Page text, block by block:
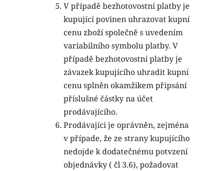
V případě bezhotovostní platby je
kupující povinen uhrazovat kupní
cenu zboží společně s uvedením
variabilního symbolu platby. V
případě bezhotovostní platby je
závazek kupujícího uhradit kupní
cenu splněn okamžikem připsání
příslušné částky na účet
prodávajícího.
Prodávajíci je oprávněn, zejména
v případe, že ze strany kupujícího
nedojde k dodatečnému potvzení
objednávky ( čl 3.6), požadovat